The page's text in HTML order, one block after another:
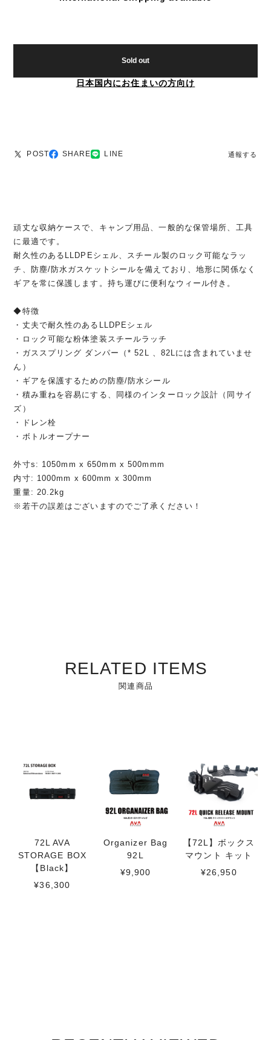
Sold out
日本国内にお住まいの方向け
POST SHARE LINE 通報する
頑丈な収納ケースで、キャンプ用品、一般的な保管場所、工具
に最適です。
耐久性のあるLLDPEシェル、スチール製のロック可能なラッ
チ、防塵/防水ガスケットシールを備えており、地形に関係なく
ギアを常に保護します。持ち運びに便利なウィール付き。
◆特徴
・丈夫で耐久性のあるLLDPEシェル
・ロック可能な粉体塗装スチールラッチ
・ガススプリング ダンパー（* 52L 、82Lには含まれていませ
ん）
・ギアを保護するための防塵/防水シール
・積み重ねを容易にする、同様のインターロック設計（同サイ
ズ）
・ドレン栓
・ボトルオープナー
外寸s: 1050mm x 650mm x 500mmm
内寸: 1000mm x 600mm x 300mm
重量: 20.2kg
※若干の誤差はございますのでご了承ください！
RELATED ITEMS
関連商品
72L AVA
STORAGE BOX
【Black】
¥36,300
Organizer Bag
92L
¥9,900
【72L】ボックス
マウント キット
¥26,950